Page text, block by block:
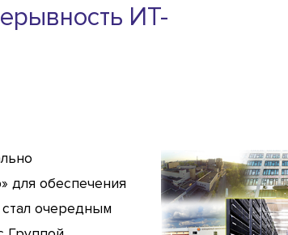
ИТ-
для обеспечения
очередным